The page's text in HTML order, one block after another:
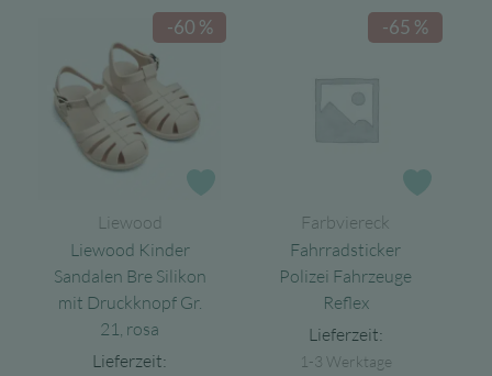
-60 %
Liewood
Liewood Kinder
Sandalen Bre Silikon
mit Druckknopf Gr.
21, rosa
Lieferzeit:
-65 %
Farbviereck
Fahrradsticker
Polizei Fahrzeuge
Reflex
Lieferzeit:
1-3 Werktage